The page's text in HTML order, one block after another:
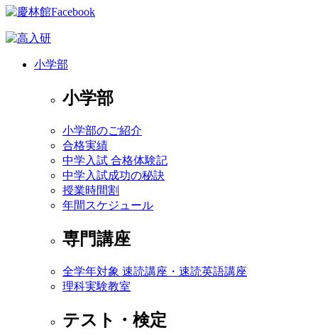
小学部
小学部
小学部のご紹介
合格実績
中学入試 合格体験記
中学入試成功の秘訣
授業時間割
年間スケジュール
専門講座
全学年対象 速読講座・速読英語講座
理科実験教室
テスト・検定